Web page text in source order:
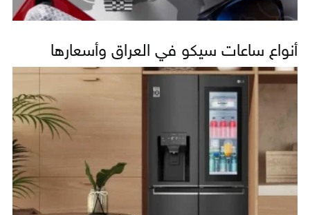
أنواع ساعات سيكو في العراق وأسعارها